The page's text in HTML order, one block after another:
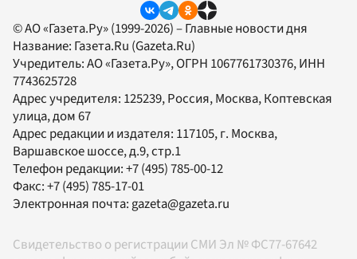
© АО «Газета.Ру» (1999-2026) – Главные новости дня
Название: Газета.Ru (Gazeta.Ru)
Учредитель:АО «Газета.Ру», ОГРН 1067761730376, ИНН
7743625728
Адрес учредителя: 125239, Россия, Москва, Коптевская
улица, дом 67
Адрес редакции и издателя: 117105, г. Москва,
Варшавское шоссе, д.9, стр.1
Телефон редакции:+7 (495) 785-00-12
Факс:+7 (495) 785-17-01
Электронная почта:gazeta@gazeta.ru
Свидетельство о регистрации СМИ Эл № ФС77-67642